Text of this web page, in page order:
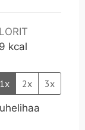
kcal
1x 2x 3x